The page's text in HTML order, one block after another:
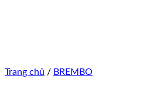
Trang chủ / BREMBO